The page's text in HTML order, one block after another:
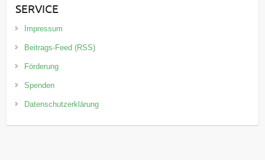
SERVICE
Impressum
Beitrags-Feed (RSS)
Förderung
Spenden
Datenschutzerklärung